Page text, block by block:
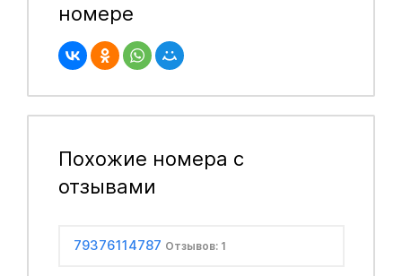
номере
Похожие номера с
отзывами
79376114787 Отзывов: 1